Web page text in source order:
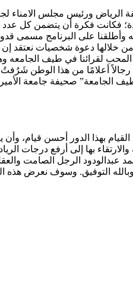
الرياض ورئيس مجلس الامناء
فكانت فكرة أن يتضمن كل
وأطلقنا على البرنامج مسمى
دعوة شخصيات نعتقد إن
لقرائنا في طيف الجامعه
أعلامًا من هذا الوطن شَرُفتُ
“طيف الجامعة” صحيفة جامعة
بهذا الدور أحسن قيام، وأن
بها إلى أرفع درجات
عبدالودود الرجل الصامت
التوفيق. وسوف نعرض هذه